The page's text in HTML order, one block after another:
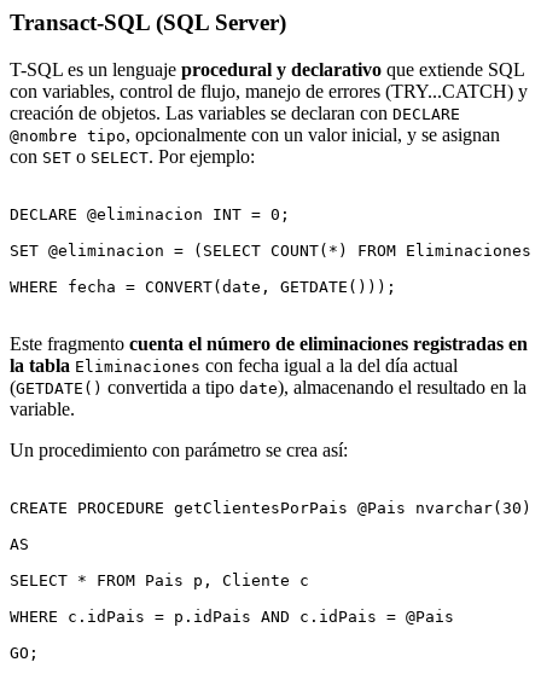
Transact-SQL (SQL Server)
T-SQL es un lenguaje procedural y declarativo que extiende SQL
con variables, control de flujo, manejo de errores (TRY...CATCH) y
creación de objetos. Las variables se declaran con DECLARE
@nombre tipo, opcionalmente con un valor inicial, y se asignan
con SET o SELECT. Por ejemplo:
DECLARE @eliminacion INT = 0;
SET @eliminacion = (SELECT COUNT(*) FROM Eliminaciones
WHERE fecha = CONVERT(date, GETDATE()));
Este fragmento cuenta el número de eliminaciones registradas en
la tabla Eliminaciones con fecha igual a la del día actual
(GETDATE() convertida a tipo date), almacenando el resultado en la
variable.
Un procedimiento con parámetro se crea así:
CREATE PROCEDURE getClientesPorPais @Pais nvarchar(30)
AS
SELECT * FROM Pais p, Cliente c
WHERE c.idPais = p.idPais AND c.idPais = @Pais
GO;